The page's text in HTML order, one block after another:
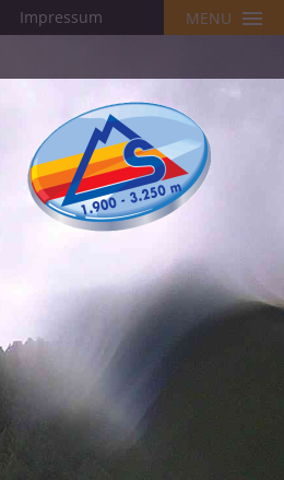
MENU
Impressum